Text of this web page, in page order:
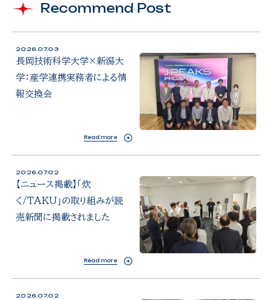
Recommend Post
2026.07.03
長岡技術科学大学×新潟大
学：産学連携実務者による情
報交換会
Read more
2026.07.02
【ニュース掲載】「炊
く/TAKU」の取り組みが読
売新聞に掲載されました
Read more
2026.07.02